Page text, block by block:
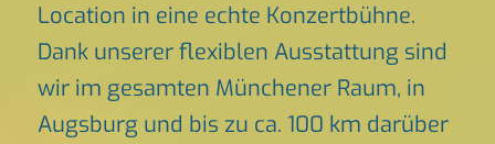
Location in eine echte Konzertbühne.
Dank unserer flexiblen Ausstattung sind
wir im gesamten Münchener Raum, in
Augsburg und bis zu ca. 100 km darüber